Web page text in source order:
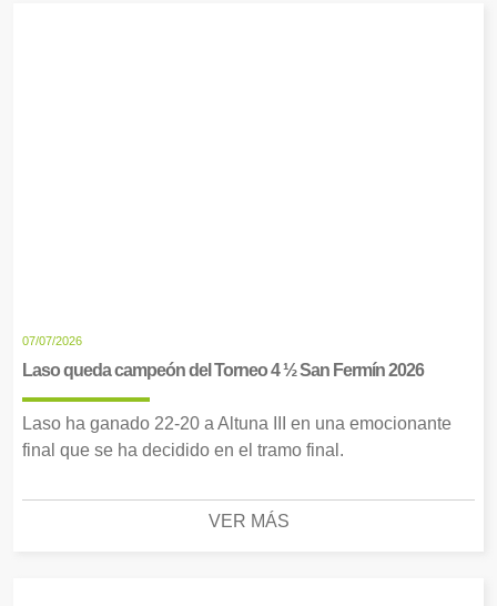
07/07/2026
Laso queda campeón del Torneo 4 ½ San Fermín 2026
Laso ha ganado 22-20 a Altuna III en una emocionante
final que se ha decidido en el tramo final.
VER MÁS